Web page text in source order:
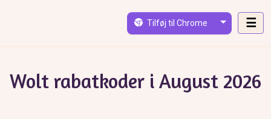
Tilføj til Chrome ☰
Wolt rabatkoder i August 2026